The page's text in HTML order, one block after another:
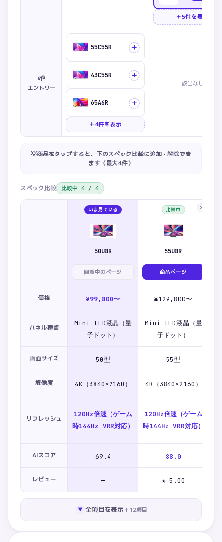
＋5件を表示
🌱
エントリー
55C55R ＋
43C55R ＋
65A6R ＋
＋4件を表示
該当なし
💡商品をタップすると、下のスペック比較に追加・解除でき
ます（最大4件）
スペック比較 比較中 4 / 4
いま見ている
50U8R
閲覧中のページ
比較中 ×
55U8R
商品ページ
価格 ¥99,800〜 ¥129,800〜
パネル種類
Mini LED液晶（量
子ドット）
Mini LED液晶（量
子ドット）
画面サイズ 50型 55型
解像度 4K（3840×2160） 4K（3840×2160）
リフレッシュ
120Hz倍速（ゲーム
時144Hz VRR対応）
120Hz倍速（ゲーム
時144Hz VRR対応）
AIスコア 69.4 88.0
レビュー — ★ 5.00
▼ 全項目を表示＋12項目